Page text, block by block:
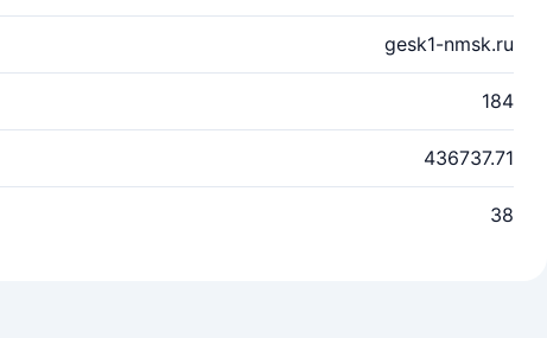
gesk1-nmsk.ru
184
436737.71
38